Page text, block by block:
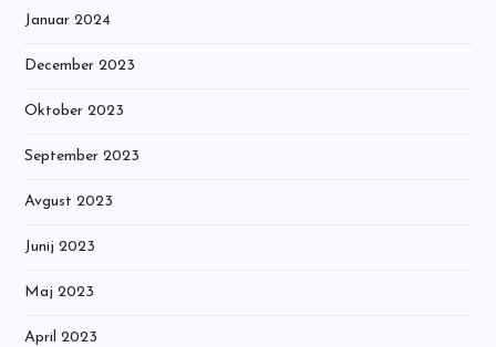
Januar 2024
December 2023
Oktober 2023
September 2023
Avgust 2023
Junij 2023
Maj 2023
April 2023